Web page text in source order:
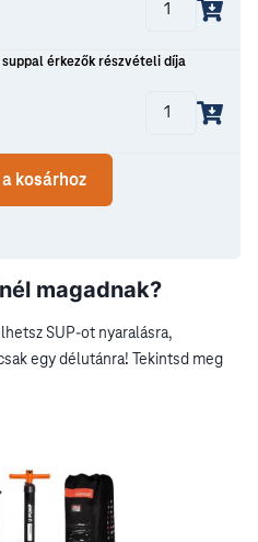
érkezők részvételi díja
kosárhoz
magadnak?
SUP-ot nyaralásra,
egy délutánra! Tekintsd meg